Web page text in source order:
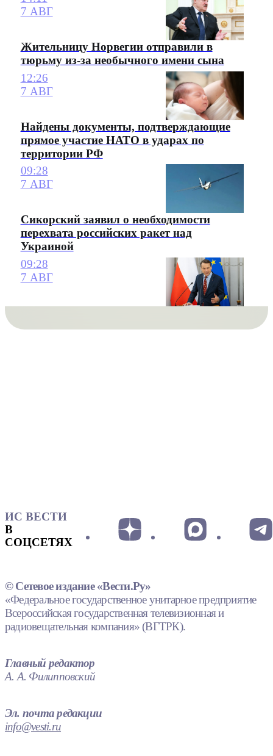
7 АВГ
Жительницу Норвегии отправили в
тюрьму из-за необычного имени сына
12:26
7 АВГ
Найдены документы, подтверждающие
прямое участие НАТО в ударах по
территории РФ
09:28
7 АВГ
Сикорский заявил о необходимости
перехвата российских ракет над
Украиной
09:28
7 АВГ
ИС ВЕСТИ
В
СОЦСЕТЯХ
© Сетевое издание «Вести.Ру»
«Федеральное государственное унитарное предприятие
Всероссийская государственная телевизионная и
радиовещательная компания» (ВГТРК).
Главный редактор
А. А. Филипповский
Эл. почта редакции
info@vesti.ru